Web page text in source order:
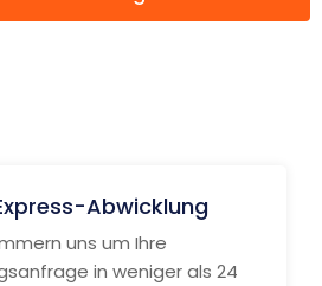
Abwicklung
uns um Ihre
in weniger als 24